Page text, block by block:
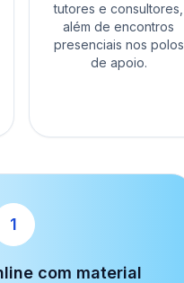
tutores e consultores,
além de encontros
presenciais nos polos
de apoio.
1
com material